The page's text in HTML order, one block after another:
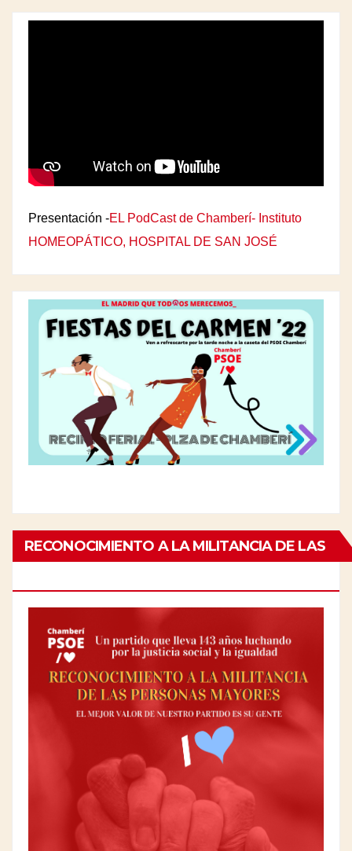
Presentación -EL PodCast de Chamberí- Instituto
HOMEOPÁTICO, HOSPITAL DE SAN JOSÉ
RECONOCIMIENTO A LA MILITANCIA DE LAS